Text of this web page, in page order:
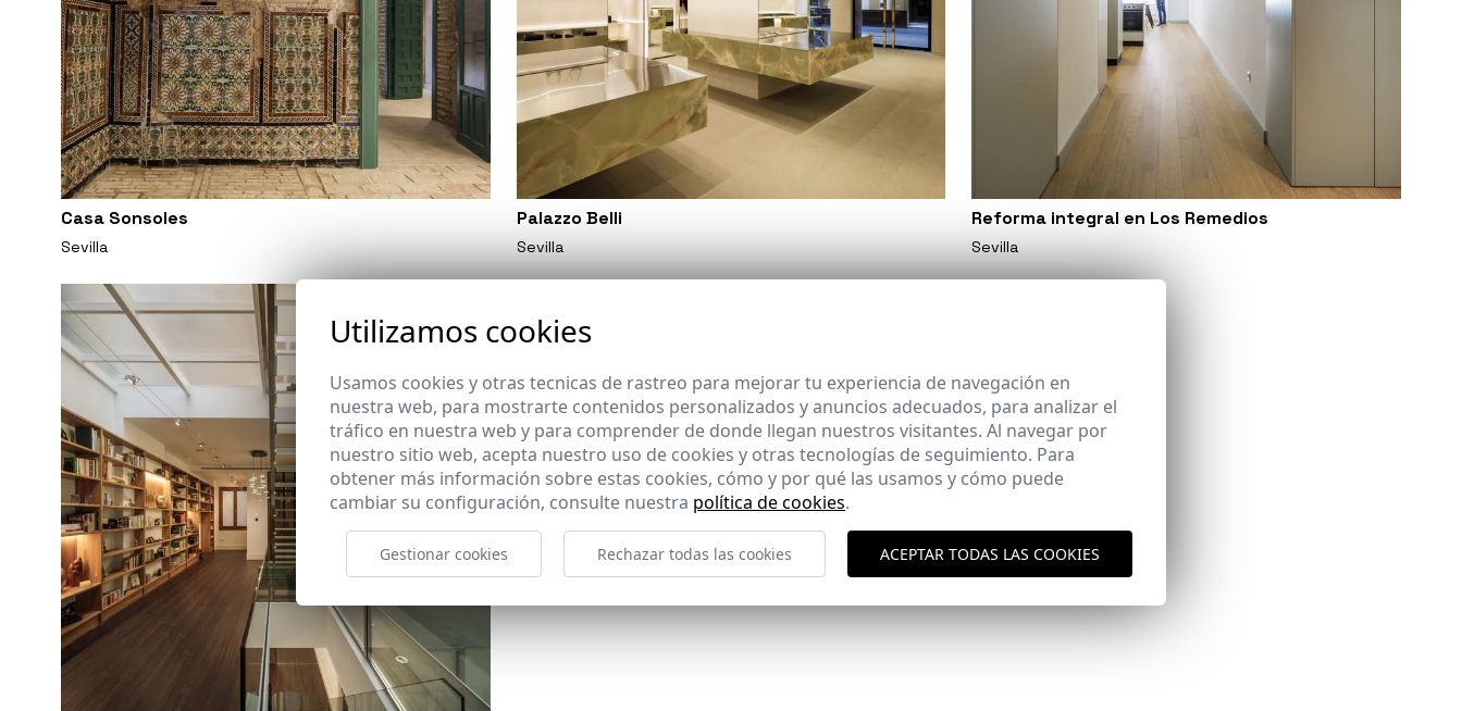
Casa Sonsoles
Sevilla
Palazzo Belli
Sevilla
Reforma integral en Los Remedios
Sevilla
Utilizamos cookies
Usamos cookies y otras tecnicas de rastreo para mejorar tu experiencia de navegación en
nuestra web, para mostrarte contenidos personalizados y anuncios adecuados, para analizar el
tráfico en nuestra web y para comprender de donde llegan nuestros visitantes. Al navegar por
nuestro sitio web, acepta nuestro uso de cookies y otras tecnologías de seguimiento. Para
obtener más información sobre estas cookies, cómo y por qué las usamos y cómo puede
cambiar su configuración, consulte nuestra política de cookies.
Gestionar cookies Rechazar todas las cookies ACEPTAR TODAS LAS COOKIES